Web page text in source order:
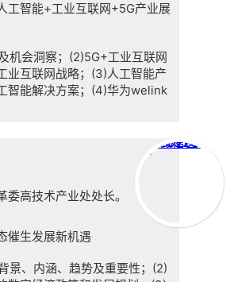
工智能+工业互联网+5G产业展
机会洞察； (2)5G+工业互联网
互联网战略； (3)人工智能产
能解决方案； (4)华为welink
高技术产业处处长。
催生发展新机遇
景、内涵、趋势及重要性；(2)